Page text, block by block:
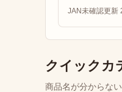
JAN未確認更新
クイックカ
商品名が分からな